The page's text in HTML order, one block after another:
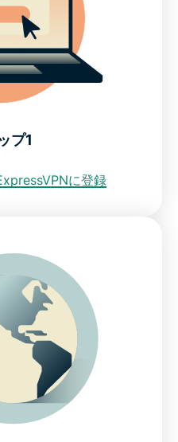
ョッピングにVPNを試す
プ1
に登録